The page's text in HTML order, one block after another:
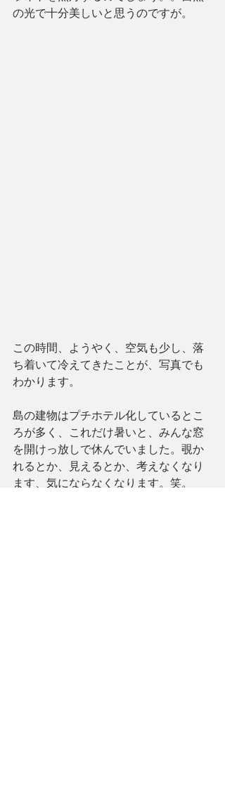
の光で十分美しいと思うのですが。
この時間、ようやく、空気も少し、落
ち着いて冷えてきたことが、写真でも
わかります。
島の建物はプチホテル化しているとこ
ろが多く、これだけ暑いと、みんな窓
を開けっ放しで休んでいました。覗か
れるとか、見えるとか、考えなくなり
ます、気にならなくなります。笑。